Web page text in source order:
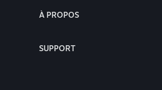
À PROPOS
SUPPORT